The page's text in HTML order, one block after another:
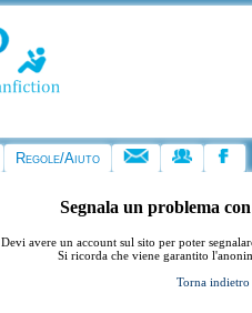
Regole/Aiuto
Segnala un problema
Devi avere un account sul sito per poter
Si ricorda che viene garantito
Torna indietro